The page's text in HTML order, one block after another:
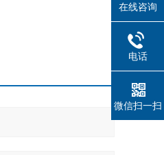
在线咨询
电话
微信扫一扫